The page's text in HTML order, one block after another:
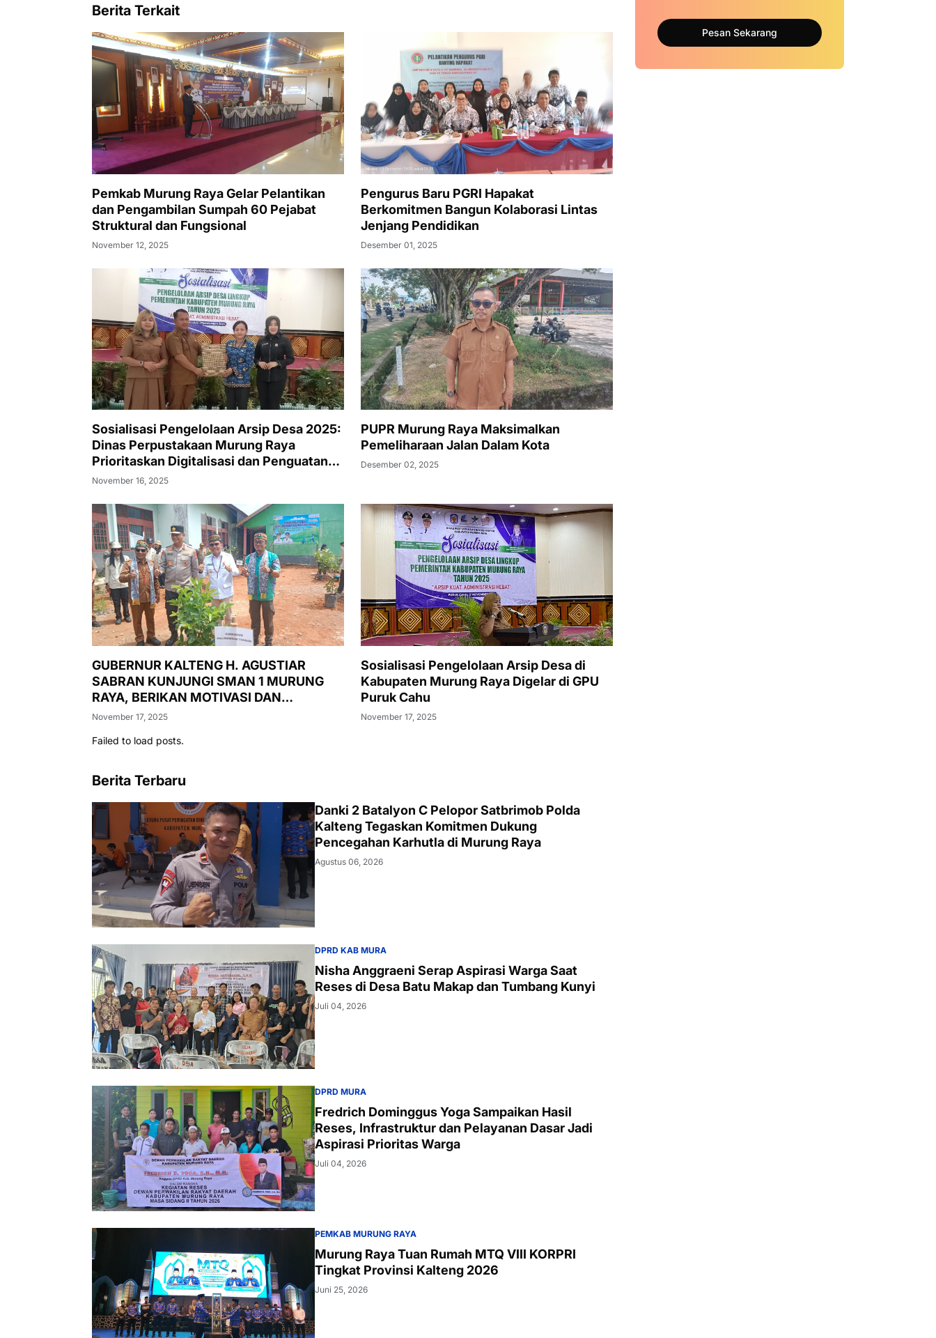
Berita Terkait
Pemkab Murung Raya Gelar Pelantikan
dan Pengambilan Sumpah 60 Pejabat
Struktural dan Fungsional
November 12, 2025
Pengurus Baru PGRI Hapakat
Berkomitmen Bangun Kolaborasi Lintas
Jenjang Pendidikan
Desember 01, 2025
Sosialisasi Pengelolaan Arsip Desa 2025:
Dinas Perpustakaan Murung Raya
Prioritaskan Digitalisasi dan Penguatan
Literasi Desa
November 16, 2025
PUPR Murung Raya Maksimalkan
Pemeliharaan Jalan Dalam Kota
Desember 02, 2025
GUBERNUR KALTENG H. AGUSTIAR
SABRAN KUNJUNGI SMAN 1 MURUNG
RAYA, BERIKAN MOTIVASI DAN
LUNCURKAN PASAR MURAH,
PEMERIKSAAN KESEHATAN GRATIS
November 17, 2025
Sosialisasi Pengelolaan Arsip Desa di
Kabupaten Murung Raya Digelar di GPU
Puruk Cahu
November 17, 2025
Failed to load posts.
Berita Terbaru
Danki 2 Batalyon C Pelopor Satbrimob Polda
Kalteng Tegaskan Komitmen Dukung
Pencegahan Karhutla di Murung Raya
Agustus 06, 2026
DPRD KAB MURA
Nisha Anggraeni Serap Aspirasi Warga Saat
Reses di Desa Batu Makap dan Tumbang Kunyi
Juli 04, 2026
DPRD MURA
Fredrich Dominggus Yoga Sampaikan Hasil
Reses, Infrastruktur dan Pelayanan Dasar Jadi
Aspirasi Prioritas Warga
Juli 04, 2026
PEMKAB MURUNG RAYA
Murung Raya Tuan Rumah MTQ VIII KORPRI
Tingkat Provinsi Kalteng 2026
Juni 25, 2026
Pesan Sekarang